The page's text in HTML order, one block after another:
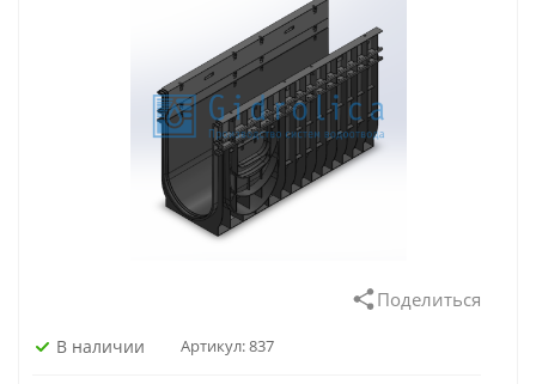
Поделиться
В наличии Артикул:837